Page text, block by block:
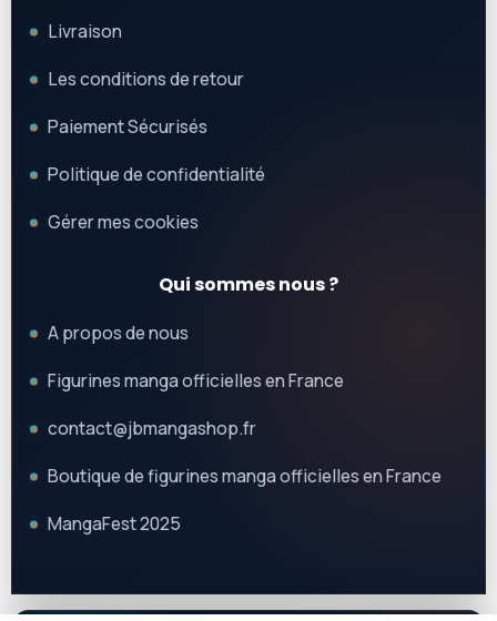
Livraison
Les conditions de retour
Paiement Sécurisés
Politique de confidentialité
Gérer mes cookies
Qui sommes nous ?
A propos de nous
Figurines manga officielles en France
contact@jbmangashop.fr
Boutique de figurines manga officielles en France
MangaFest 2025